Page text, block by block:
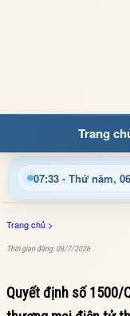
Trang
07:33 - Thứ năm,
Chào
Trang chủ >
Thời gian đăng: 08/7/2026
Quyết định số 1500/